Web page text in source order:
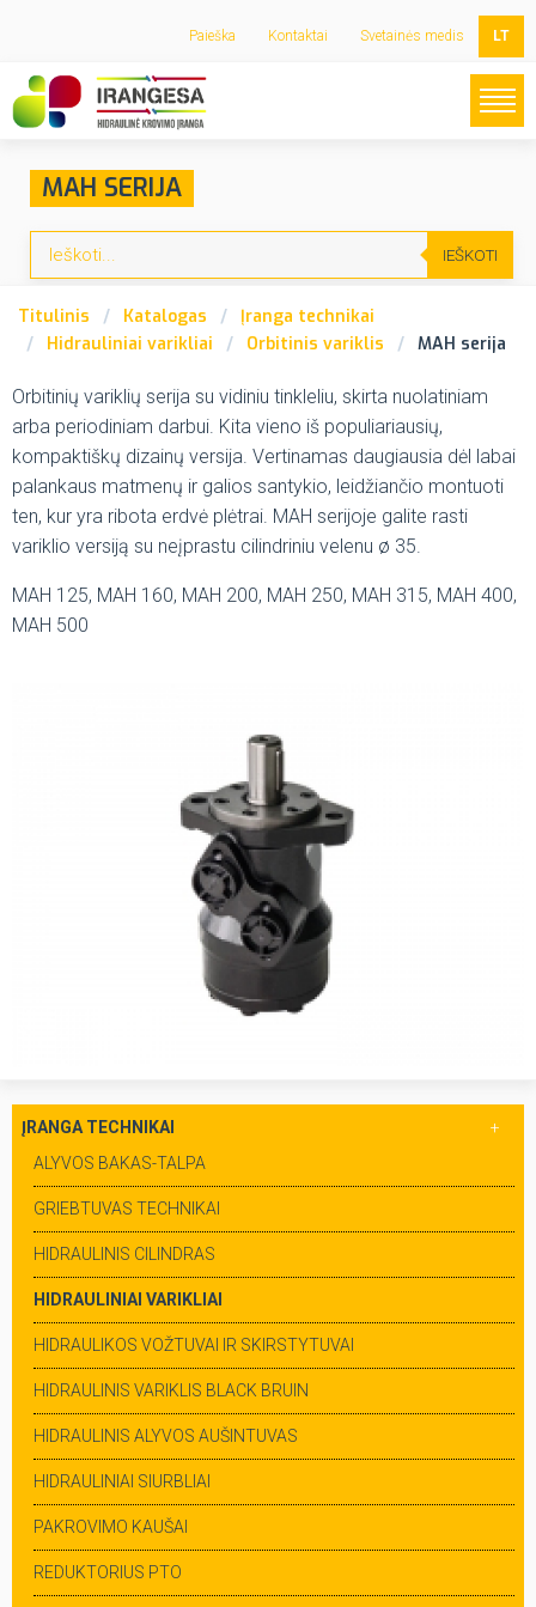
LT
Paieška Kontaktai Svetainės medis
MAH SERIJA
IEŠKOTI
Titulinis Katalogas
Įranga technikai
Hidrauliniai varikliai
Orbitinis variklis MAH serija
Orbitinių variklių serija su vidiniu tinkleliu, skirta nuolatiniam
arba periodiniam darbui. Kita vieno iš populiariausių,
kompaktiškų dizainų versija. Vertinamas daugiausia dėl labai
palankaus matmenų ir galios santykio, leidžiančio montuoti
ten, kur yra ribota erdvė plėtrai. MAH serijoje galite rasti
variklio versiją su neįprastu cilindriniu velenu ø 35.
MAH 125, MAH 160, MAH 200, MAH 250, MAH 315, MAH 400,
MAH 500
ĮRANGA TECHNIKAI
ALYVOS BAKAS-TALPA
GRIEBTUVAS TECHNIKAI
HIDRAULINIS CILINDRAS
HIDRAULINIAI VARIKLIAI
HIDRAULIKOS VOŽTUVAI IR SKIRSTYTUVAI
HIDRAULINIS VARIKLIS BLACK BRUIN
HIDRAULINIS ALYVOS AUŠINTUVAS
HIDRAULINIAI SIURBLIAI
PAKROVIMO KAUŠAI
REDUKTORIUS PTO